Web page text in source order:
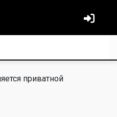
приватной